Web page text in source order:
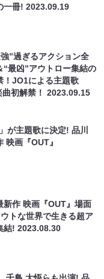
一冊!2023.09.19
”過ぎるアクション全
“最凶”アウトロー集結の
！JO1による主題歌
曲初解禁！2023.09.15
が主題歌に決定! 品川
映画『OUT』
新作 映画『OUT』場面
トな世界で生きる超ア
結!2023.08.30